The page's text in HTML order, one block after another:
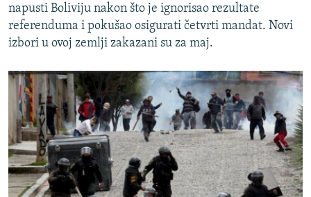
napusti Boliviju nakon što je ignorisao rezultate
referenduma i pokušao osigurati četvrti mandat. Novi
izbori u ovoj zemlji zakazani su za maj.